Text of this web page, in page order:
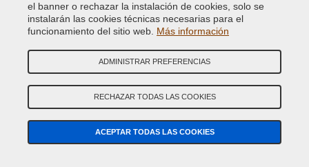
CAMARGUE RED MET.
Código de Color Original :2372
Código de Producto:VCD-BLVC-2372
CAPRICE MICA MET.(L.ROVER) UMQ
Código de Color Original :533
Código de Producto:VCD-BLVC-533
el banner o rechazar la instalación de cookies, solo se
instalarán las cookies técnicas necesarias para el
funcionamiento del sitio web. Más información
ADMINISTRAR PREFERENCIAS
RECHAZAR TODAS LAS COOKIES
ACEPTAR TODAS LAS COOKIES